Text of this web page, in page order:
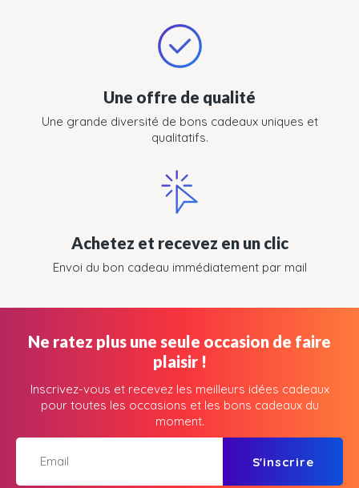
Une offre de qualité
Une grande diversité de bons cadeaux uniques et
qualitatifs.
Achetez et recevez en un clic
Envoi du bon cadeau immédiatement par mail
Ne ratez plus une seule occasion de faire
plaisir !
Inscrivez-vous et recevez les meilleurs idées cadeaux
pour toutes les occasions et les bons cadeaux du
moment.
S'inscrire